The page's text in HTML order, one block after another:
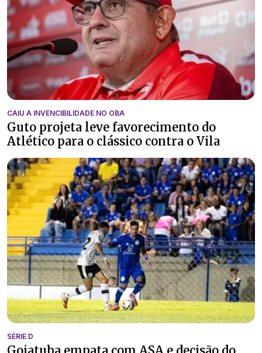
CAIU A INVENCIBILIDADE NO OBA
Guto projeta leve favorecimento do
Atlético para o clássico contra o Vila
SÉRIE D